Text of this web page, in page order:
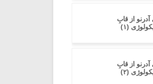
از قابِ
(۱)
از قابِ
(۲)